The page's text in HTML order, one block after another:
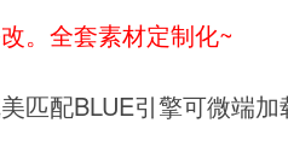
。全套素材定制化~
匹配BLUE引擎可微端